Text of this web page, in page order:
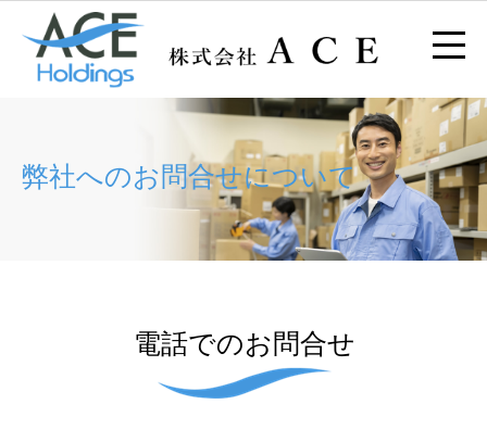
弊社へのお問合せについて
電話でのお問合せ